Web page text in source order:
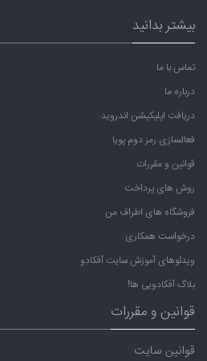
بیشتر بدانید
تماس با ما
درباره ما
دریافت اپلیکیشن اندروید
فعالسازی رمز دوم پویا
قوانین و مقررات
روش های پرداخت
فروشگاه های اطراف من
درخواست همکاری
ویدئوهای آموزش سایت آفکادو
بلاگ آفکادویی ها!
قوانین و مقررات
قوانین سایت